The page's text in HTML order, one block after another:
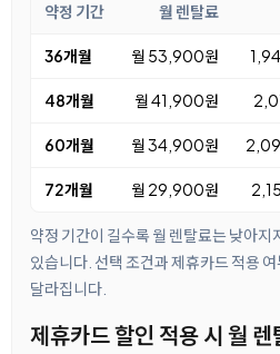
약정 기간 월 렌탈료
36개월 월 53,900원
48개월 월 41,900원
60개월 월 34,900원
72개월 월 29,900원
약정 기간이 길수록 월 렌탈료는 낮아지
있습니다. 선택 조건과 제휴카드 적용
달라집니다.
제휴카드 할인 적용 시 월 렌